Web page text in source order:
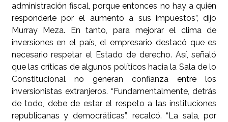
administración fiscal, porque entonces no hay a quién
responderle por el aumento a sus impuestos”, dijo
Murray Meza. En tanto, para mejorar el clima de
inversiones en el país, el empresario destacó que es
necesario respetar el Estado de derecho. Así, señaló
que las críticas de algunos políticos hacia la Sala de lo
Constitucional no generan confianza entre los
inversionistas extranjeros. “Fundamentalmente, detrás
de todo, debe de estar el respeto a las instituciones
republicanas y democráticas”, recalcó. “La sala, por